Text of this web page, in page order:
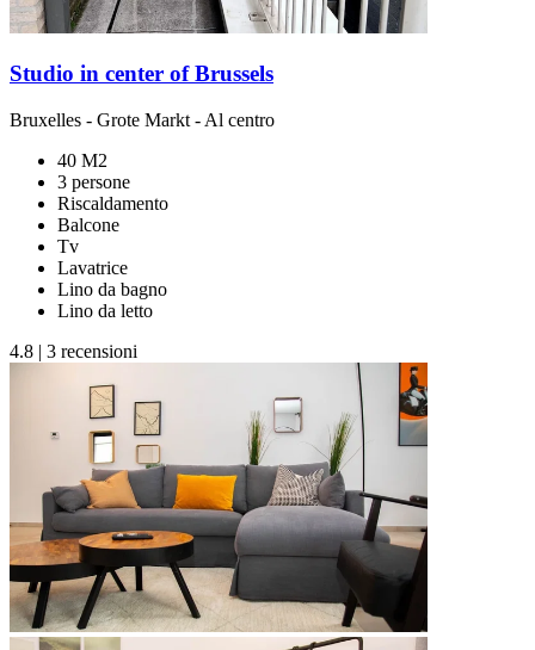
Studio in center of Brussels
Bruxelles - Grote Markt - Al centro
40 M2
3 persone
Riscaldamento
Balcone
Tv
Lavatrice
Lino da bagno
Lino da letto
4.8 | 3 recensioni